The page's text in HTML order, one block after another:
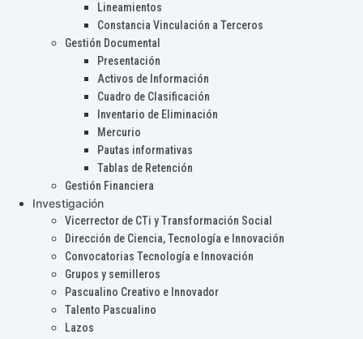
Lineamientos
Constancia Vinculación a Terceros
Gestión Documental
Presentación
Activos de Información
Cuadro de Clasificación
Inventario de Eliminación
Mercurio
Pautas informativas
Tablas de Retención
Gestión Financiera
Investigación
Vicerrector de CTi y Transformación Social
Dirección de Ciencia, Tecnología e Innovación
Convocatorias Tecnología e Innovación
Grupos y semilleros
Pascualino Creativo e Innovador
Talento Pascualino
Lazos